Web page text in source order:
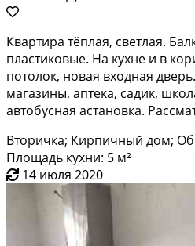
Квартира тёплая, светлая.
пластиковые. На кухне и в
потолок, новая входная
магазины, аптека, садик,
автобусная астановка.
Вторичка; Кирпичный дом;
Площадь кухни: 5 м²
14 июля 2020